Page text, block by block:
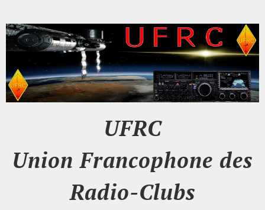
UFRC
Union Francophone des
Radio-Clubs